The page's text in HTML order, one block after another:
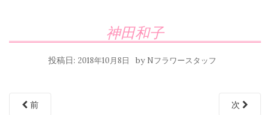
神田和子
投稿日: 2018年10月8日 by Nフラワースタッフ
前 次